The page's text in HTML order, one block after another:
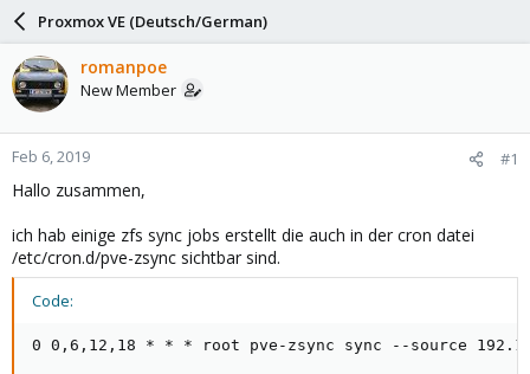
a
d
s
t
a
r
t
e
a
r
d
a
e
Proxmox VE (Deutsch/German)
romanpoe
New Member
Feb 6, 2019 #1
Hallo zusammen,
ich hab einige zfs sync jobs erstellt die auch in der cron datei
/etc/cron.d/pve-zsync sichtbar sind.
Code:
0 0,6,12,18 * * * root pve-zsync sync --source